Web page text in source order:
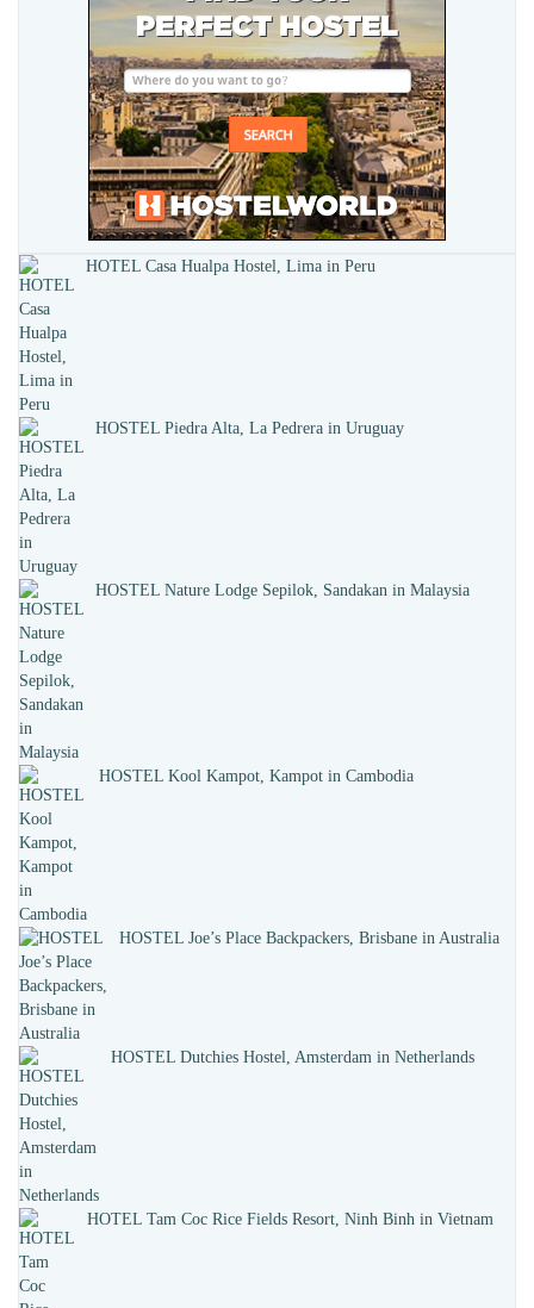
HOTEL Casa Hualpa Hostel, Lima in Peru
HOSTEL Piedra Alta, La Pedrera in Uruguay
HOSTEL Nature Lodge Sepilok, Sandakan in Malaysia
HOSTEL Kool Kampot, Kampot in Cambodia
HOSTEL Joe’s Place Backpackers, Brisbane in Australia
HOSTEL Dutchies Hostel, Amsterdam in Netherlands
HOTEL Tam Coc Rice Fields Resort, Ninh Binh in Vietnam